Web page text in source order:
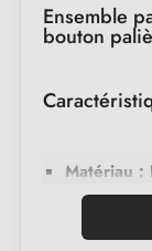
Ensemble
bouton
Matériau :
corrosion.
Bouton